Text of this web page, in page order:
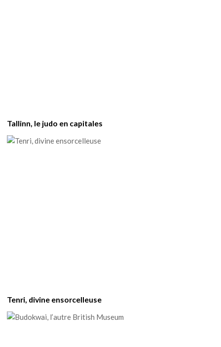
Tallinn, le judo en capitales
Tenri, divine ensorcelleuse